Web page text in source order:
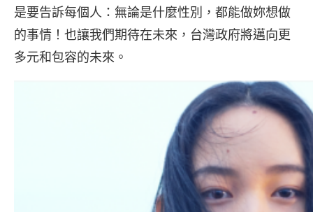
是要告訴每個人：無論是什麼性別，都能做妳想做
的事情！也讓我們期待在未來，台灣政府將邁向更
多元和包容的未來。